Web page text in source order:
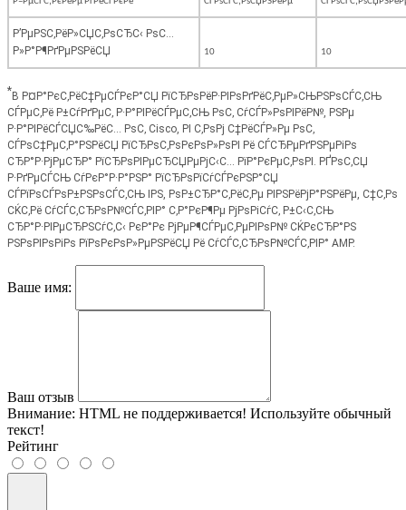
Р’РµРЅС‚РёР»СЏС‚РѕСЂС‹ РѕС…
Р»Р°Р¶РґРµРЅРёСЏ
10 10
*В Р¤Р°РєС‚РёС‡РµСЃРєР°СЏ РїСЂРѕРёР·РІРѕРґРёС‚РµР»СЊРЅРѕСЃС‚СЊ
СЃРµС‚Рё Р±СѓРґРµС‚ Р·Р°РІРёСЃРµС‚СЊ РѕС‚ СѓСЃР»РѕРІРёР№, РЅРµ
Р·Р°РІРёСЃСЏС‰РёС… РѕС‚ Cisco, РІ С‚РѕРј С‡РёСЃР»Рµ РѕС‚
СЃРѕС‡РµС‚Р°РЅРёСЏ РїСЂРѕС‚РѕРєРѕР»РѕРІ Рё СЃСЂРµРґРЅРµРіРѕ
СЂР°Р·РјРµСЂР° РїСЂРѕРІРµСЂСЏРµРјС‹С… РїР°РєРµС‚РѕРІ. РҐРѕС‚СЏ
Р·РґРµСЃСЊ СѓРєР°Р·Р°РЅР° РїСЂРѕРїСѓСЃРєРЅР°СЏ
СЃРїРѕСЃРѕР±РЅРѕСЃС‚СЊ IPS, РѕР±СЂР°С‚РёС‚Рµ РІРЅРёРјР°РЅРёРµ, С‡С‚Рѕ
СЌС‚Рё СѓСЃС‚СЂРѕР№СЃС‚РІР° С‚Р°РєР¶Рµ РјРѕРіСѓС‚ Р±С‹С‚СЊ
СЂР°Р·РІРµСЂРЅСѓС‚С‹ РєР°Рє РјРµР¶СЃРµС‚РµРІРѕР№ СЌРєСЂР°РЅ
РЅРѕРІРѕРіРѕ РїРѕРєРѕР»РµРЅРёСЏ Рё СѓСЃС‚СЂРѕР№СЃС‚РІР° AMP.
Ваше имя:
Ваш отзыв
Внимание: HTML не поддерживается! Используйте обычный
текст!
Рейтинг